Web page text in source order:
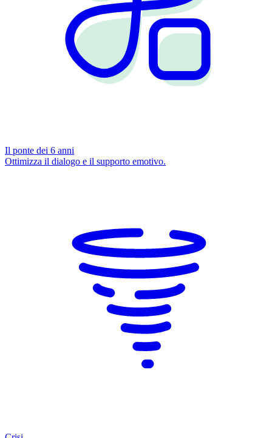
Il ponte dei 6 anni
Ottimizza il dialogo e il supporto emotivo.